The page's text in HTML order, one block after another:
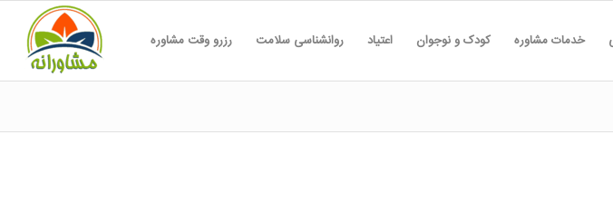
خدمات مشاوره کودک و نوجوان اعتیاد روانشناسی سلامت رزرو وقت مشاوره